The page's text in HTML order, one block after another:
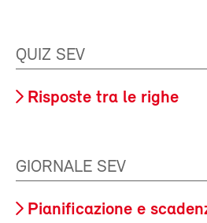
QUIZ SEV
Risposte tra le righe
GIORNALE SEV
Pianificazione e